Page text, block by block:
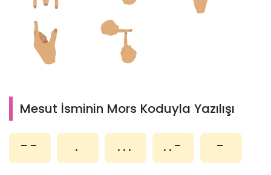
Mesut İsminin Mors Koduyla Yazılışı
-- . ... ..- -